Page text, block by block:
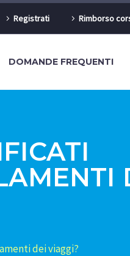
Registrati Rimborso
DOMANDE FREQUENTI
dei viaggi?